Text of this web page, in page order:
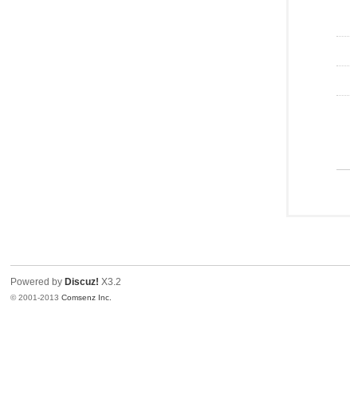
Powered by Discuz! X3.2
© 2001-2013Comsenz Inc.